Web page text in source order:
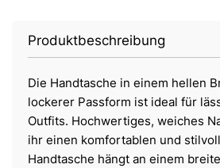
Produktbeschreibung
Die Handtasche in einem hellen
lockerer Passform ist ideal für
Outfits. Hochwertiges, weiches
ihr einen komfortablen und
Handtasche hängt an einem